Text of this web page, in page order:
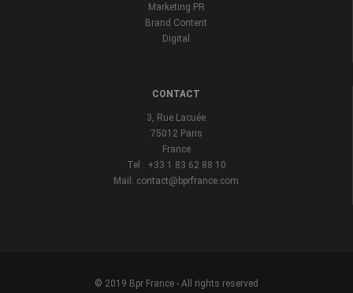
Marketing PR
Brand Content
Digital
CONTACT
3, Rue Lacuée
75012 Paris
France
Tel : +33 1 83 62 88 10
Mail: contact@bprfrance.com
© 2019 Bpr France - All rights reserved